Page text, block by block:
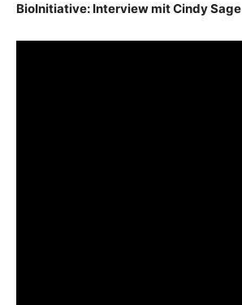
BioInitiative: Interview mit Cindy Sage